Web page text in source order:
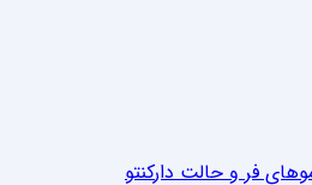
فر و حالت دارکنتو